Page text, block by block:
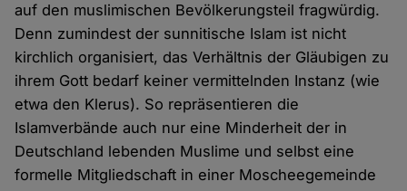
auf den muslimischen Bevölkerungsteil fragwürdig.
Denn zumindest der sunnitische Islam ist nicht
kirchlich organisiert, das Verhältnis der Gläubigen zu
ihrem Gott bedarf keiner vermittelnden Instanz (wie
etwa den Klerus). So repräsentieren die
Islamverbände auch nur eine Minderheit der in
Deutschland lebenden Muslime und selbst eine
formelle Mitgliedschaft in einer Moscheegemeinde